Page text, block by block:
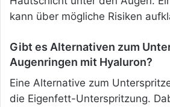
kann über mögliche Risiken
Gibt es Alternativen zum
Augenringen mit Hyaluron?
Eine Alternative zum
die Eigenfett-Unterspritzung.